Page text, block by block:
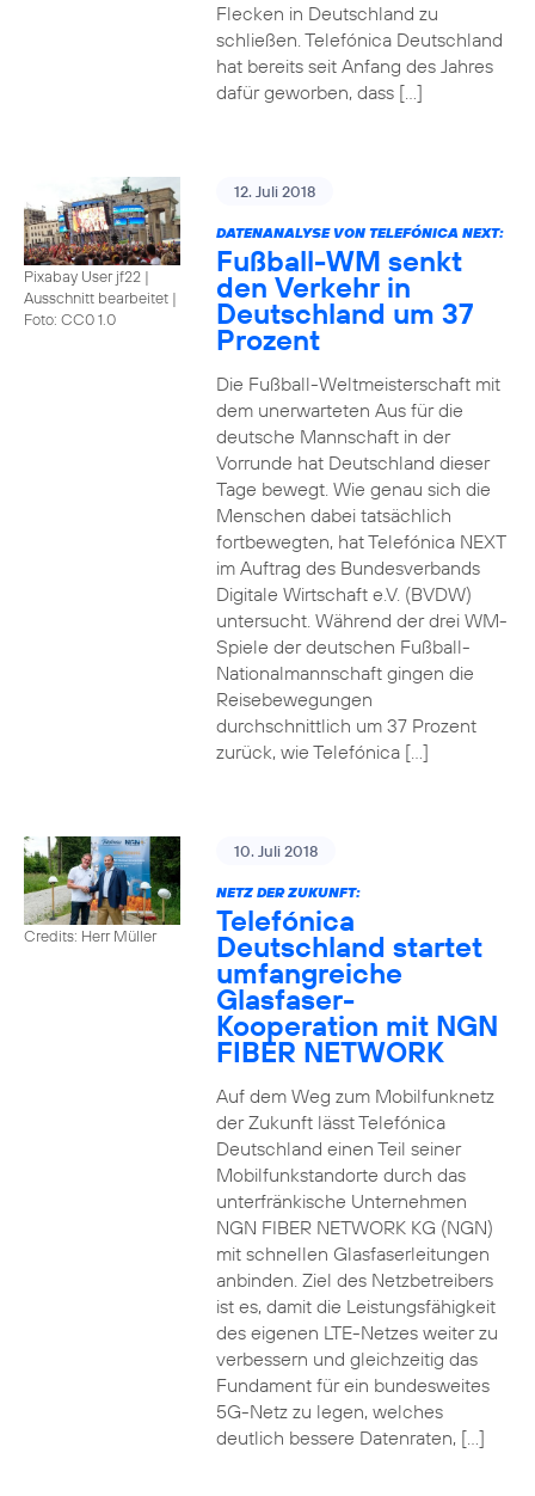
Flecken in Deutschland zu
schließen. Telefónica Deutschland
hat bereits seit Anfang des Jahres
dafür geworben, dass […]
Pixabay User jf22 |
Ausschnitt bearbeitet |
Foto: CC0 1.0
12. Juli 2018
DATENANALYSE VON TELEFÓNICA NEXT:
Fußball-WM senkt
den Verkehr in
Deutschland um 37
Prozent
Die Fußball-Weltmeisterschaft mit
dem unerwarteten Aus für die
deutsche Mannschaft in der
Vorrunde hat Deutschland dieser
Tage bewegt. Wie genau sich die
Menschen dabei tatsächlich
fortbewegten, hat Telefónica NEXT
im Auftrag des Bundesverbands
Digitale Wirtschaft e.V. (BVDW)
untersucht. Während der drei WM-
Spiele der deutschen Fußball-
Nationalmannschaft gingen die
Reisebewegungen
durchschnittlich um 37 Prozent
zurück, wie Telefónica […]
Credits: Herr Müller
10. Juli 2018
NETZ DER ZUKUNFT:
Telefónica
Deutschland startet
umfangreiche
Glasfaser-
Kooperation mit NGN
FIBER NETWORK
Auf dem Weg zum Mobilfunknetz
der Zukunft lässt Telefónica
Deutschland einen Teil seiner
Mobilfunkstandorte durch das
unterfränkische Unternehmen
NGN FIBER NETWORK KG (NGN)
mit schnellen Glasfaserleitungen
anbinden. Ziel des Netzbetreibers
ist es, damit die Leistungsfähigkeit
des eigenen LTE-Netzes weiter zu
verbessern und gleichzeitig das
Fundament für ein bundesweites
5G-Netz zu legen, welches
deutlich bessere Datenraten, […]